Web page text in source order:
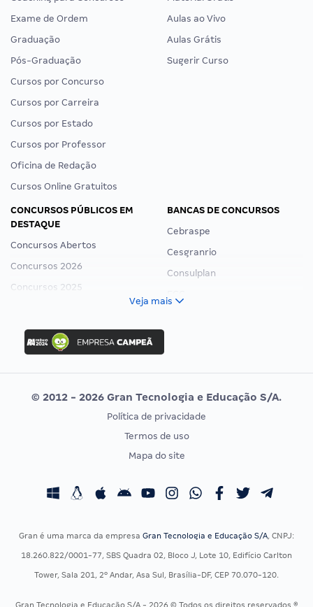
Exame de Ordem
Graduação
Pós-Graduação
Cursos por Concurso
Cursos por Carreira
Cursos por Estado
Cursos por Professor
Oficina de Redação
Cursos Online Gratuitos
Aulas ao Vivo
Aulas Grátis
Sugerir Curso
CONCURSOS PÚBLICOS EM
DESTAQUE
Concursos Abertos
Concursos 2026
Concursos 2025
Concurso Ibama
Concurso MPU
Editais publicados
BANCAS DE CONCURSOS
Cebraspe
Cesgranrio
Consulplan
Vunesp
CONCURSOS POR PROFISSÃO
Concursos Fiscais
EXAME DE ORDEM
Calendário OAB
Veja mais
© 2012 - 2026 Gran Tecnologia e Educação S/A.
Política de privacidade
Termos de uso
Mapa do site
Gran é uma marca da empresa Gran Tecnologia e Educação S/A, CNPJ:
18.260.822/0001-77, SBS Quadra 02, Bloco J, Lote 10, Edifício Carlton
Tower, Sala 201, 2º Andar, Asa Sul, Brasília-DF, CEP 70.070-120.
Gran Tecnologia e Educação S/A - 2026 © Todos os direitos reservados ®